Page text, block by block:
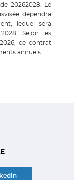
20262028. Le
dépendra
lequel sera
Selon les
ce contrat
annuels.